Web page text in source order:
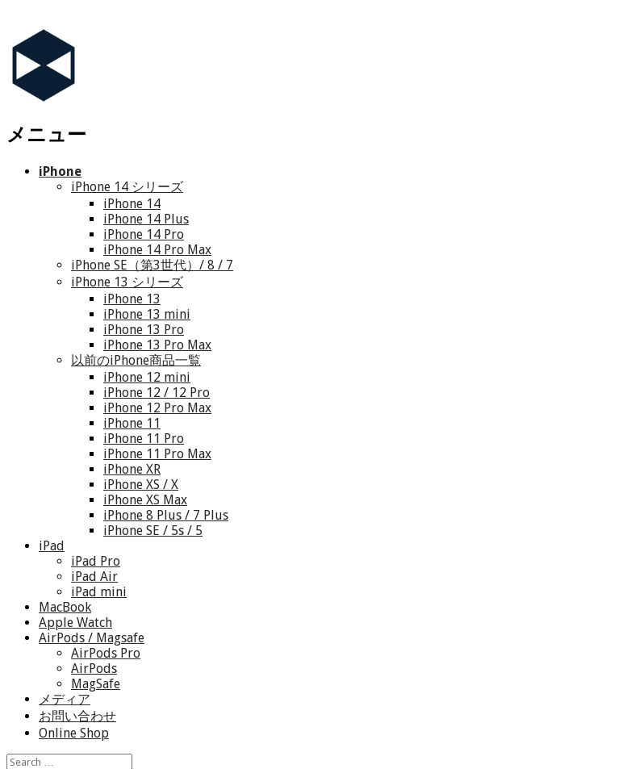
メニュー
iPhone
iPhone 14 シリーズ
iPhone 14
iPhone 14 Plus
iPhone 14 Pro
iPhone 14 Pro Max
iPhone SE（第3世代）/ 8 / 7
iPhone 13 シリーズ
iPhone 13
iPhone 13 mini
iPhone 13 Pro
iPhone 13 Pro Max
以前のiPhone商品一覧
iPhone 12 mini
iPhone 12 / 12 Pro
iPhone 12 Pro Max
iPhone 11
iPhone 11 Pro
iPhone 11 Pro Max
iPhone XR
iPhone XS / X
iPhone XS Max
iPhone 8 Plus / 7 Plus
iPhone SE / 5s / 5
iPad
iPad Pro
iPad Air
iPad mini
MacBook
Apple Watch
AirPods / Magsafe
AirPods Pro
AirPods
MagSafe
メディア
お問い合わせ
Online Shop